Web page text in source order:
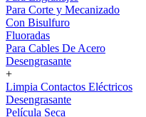
Para Corte y Mecanizado
Con Bisulfuro
Fluoradas
Para Cables De Acero
Desengrasante
+
Limpia Contactos Eléctricos
Desengrasante
Película Seca